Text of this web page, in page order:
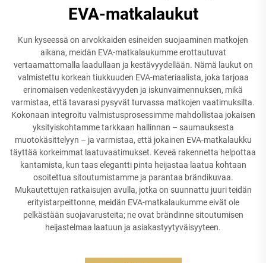
EVA-matkalaukut
Kun kyseessä on arvokkaiden esineiden suojaaminen matkojen
aikana, meidän EVA-matkalaukumme erottautuvat
vertaamattomalla laadullaan ja kestävyydellään. Nämä laukut on
valmistettu korkean tiukkuuden EVA-materiaalista, joka tarjoaa
erinomaisen vedenkestävyyden ja iskunvaimennuksen, mikä
varmistaa, että tavarasi pysyvät turvassa matkojen vaatimuksilta.
Kokonaan integroitu valmistusprosessimme mahdollistaa jokaisen
yksityiskohtamme tarkkaan hallinnan – saumauksesta
muotokäsittelyyn – ja varmistaa, että jokainen EVA-matkalaukku
täyttää korkeimmat laatuvaatimukset. Keveä rakennetta helpottaa
kantamista, kun taas elegantti pinta heijastaa laatua kohtaan
osoitettua sitoutumistamme ja parantaa brändikuvaa.
Mukautettujen ratkaisujen avulla, jotka on suunnattu juuri teidän
erityistarpeittonne, meidän EVA-matkalaukumme eivät ole
pelkästään suojavarusteita; ne ovat brändinne sitoutumisen
heijastelmaa laatuun ja asiakastyytyväisyyteen.